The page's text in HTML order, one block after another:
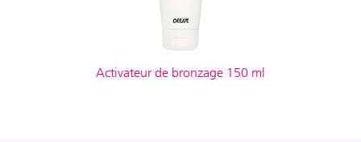
Activateur de bronzage 150 ml